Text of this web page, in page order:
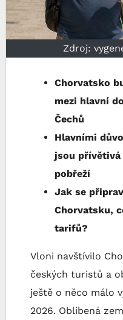
Zdroj:
Chorvatsko
mezi hlavní
Čechů
Hlavními
jsou přívětivá
pobřeží
Jak se
Chorvatsku,
tarifů?
Vloni navštívilo
českých turistů a
ještě o něco málo
2026. Oblíbená